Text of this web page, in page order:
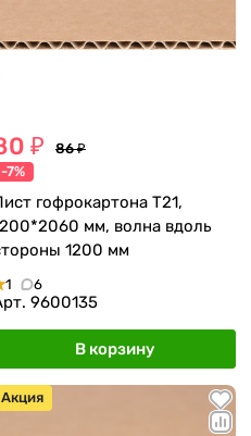
₽
86 ₽
-7%
гофрокартона Т21,
мм, волна вдоль
1200 мм
1 6
9600135
В корзину
Акция